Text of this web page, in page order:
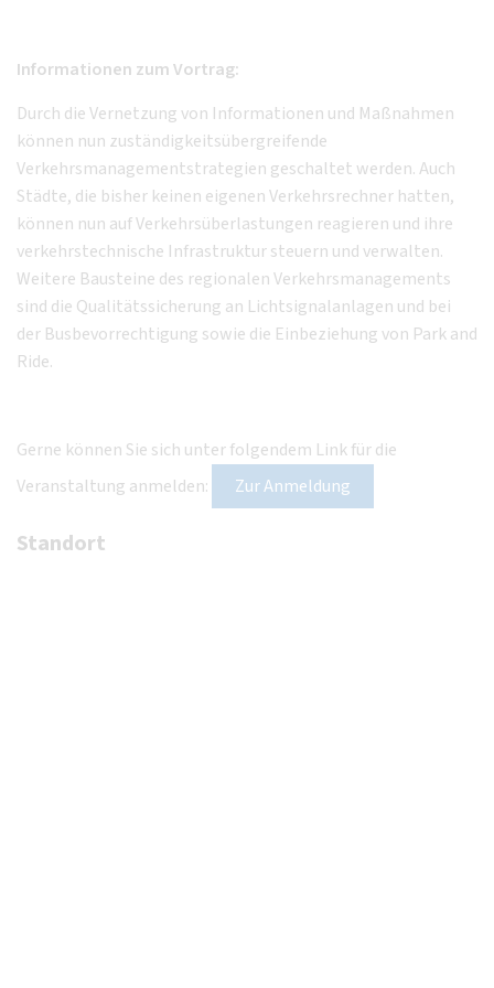
Informationen zum Vortrag:
Durch die Vernetzung von Informationen und Maßnahmen
können nun zuständigkeitsübergreifende
Verkehrsmanagementstrategien geschaltet werden. Auch
Städte, die bisher keinen eigenen Verkehrsrechner hatten,
können nun auf Verkehrsüberlastungen reagieren und ihre
verkehrstechnische Infrastruktur steuern und verwalten.
Weitere Bausteine des regionalen Verkehrsmanagements
sind die Qualitätssicherung an Lichtsignalanlagen und bei
der Busbevorrechtigung sowie die Einbeziehung von Park and
Ride.
Gerne können Sie sich unter folgendem Link für die
Veranstaltung anmelden:
Zur Anmeldung
Standort